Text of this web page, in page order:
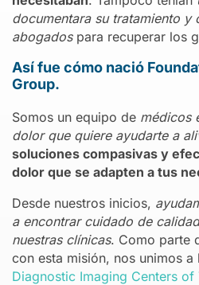
documentara su tratamiento y
abogadospara recuperar los
Así fue cómo nació
Group.
Somos un equipo de médicos
dolor que quiere ayudarte a
soluciones compasivas y
dolor que se adapten a tus
Desde nuestros inicios,
a encontrar cuidado de
nuestras clínicas. Como parte
con esta misión, nos unimos
Diagnostic Imaging Centers of